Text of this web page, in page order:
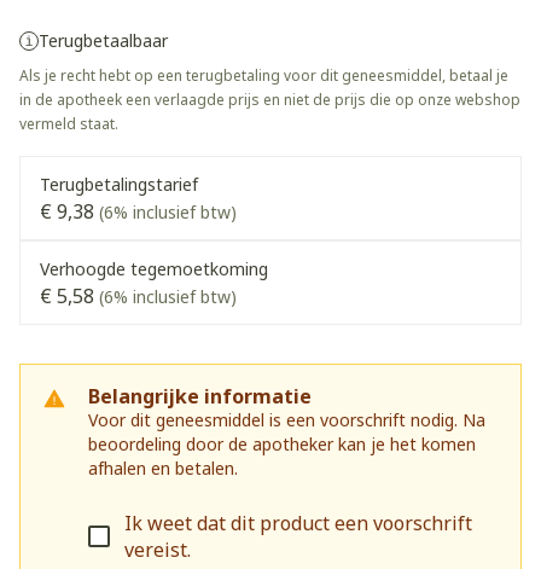
Terugbetaalbaar
Als je recht hebt op een terugbetaling voor dit geneesmiddel, betaal je
in de apotheek een verlaagde prijs en niet de prijs die op onze webshop
vermeld staat.
Terugbetalingstarief
€ 9,38 (6% inclusief btw)
Verhoogde tegemoetkoming
€ 5,58 (6% inclusief btw)
Belangrijke informatie
Voor dit geneesmiddel is een voorschrift nodig. Na
beoordeling door de apotheker kan je het komen
afhalen en betalen.
Ik weet dat dit product een voorschrift
vereist.